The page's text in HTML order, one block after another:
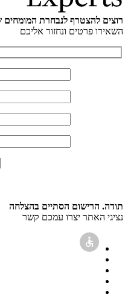
רוצים להצטרף לנבחרת המומחים
השאירו פרטים ונחזור אליכם
תודה. הרישום הסתיים בהצלחה
נציגי האתר יצרו עמכם קשר